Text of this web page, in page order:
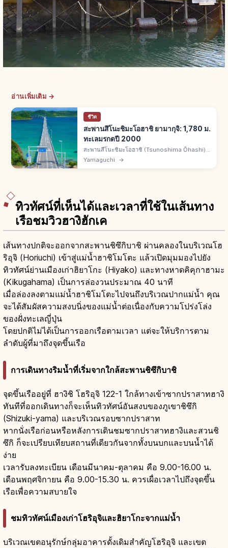
อ่านเพิ่มเติม →
ชีวิต
สะพานสึโนะชิมะโอฮาชิ ยามากุจิ: 1,780 ม.
ทะเลมรกตปี 2000
สะพานสึโนะชิมะโอฮาชิ (Tsunoshima Ōhashi)
คือสะพานยาว 1,780 ม. เชื่อมโทโยโฮคุโจชิโมโนะ
เซกิ จ.ยามากุจิ กับเกาะสึโนะชิมะ เปิด พ.ย. 2000
Yamaguchi →
ทิวทัศน์ที่เห็นได้และเวลาที่ใช้ในเส้นทาง
เรือชมวิวฮางิฮักเค
เส้นทางปกติจะออกจากสะพานชิซึกิบาชิ ผ่านคลองในบริเวณโฮ
ริอุจิ (Horiuchi) เข้าสู่แม่น้ำฮาชิโมโตะ แล้วเปิดมุมมองไปยัง
ทิวทัศน์ย่านเมืองเก่าฮิยาโกะ (Hiyako) และทางหาดคิคุกาฮามะ
(Kikugahama) เป็นการล่องวนประมาณ 40 นาที
เมื่อล่องลงตามแม่น้ำฮาชิโมโตะไปจนถึงบริเวณปากแม่น้ำ คุณ
จะได้สัมผัสความสงบนิ่งของแม่น้ำต่อเนื่องกับความโปร่งโล่ง
ของฝั่งทะเลญี่ปุ่น
โดยปกติไม่ได้เป็นการออกเรือตามเวลา แต่จะให้บริการตาม
ลำดับผู้ที่มาถึงจุดขึ้นเรือ
การเดินทางริมน้ำที่เริ่มจากใกล้สะพานชิซึกิบาชิ
จุดขึ้นเรืออยู่ที่ ฮางิชิ โฮริอุจิ 122-1 ใกล้ทางเข้าซากปราสาทฮางิ
ทันทีที่ออกเดินทางก็จะเห็นทิวทัศน์อันสงบของภูเขาชิซึกิ
(Shizuki-yama) และบริเวณรอบซากปราสาท
หากนั่งเรือก่อนหรือหลังการเดินชมซากปราสาทฮางิและสวนชิ
ซึกิ ก็จะเปรียบเทียบสถานที่เดียวกันจากทั้งบนบกและบนน้ำได้
ง่าย
เวลารับลงทะเบียน เดือนมีนาคม-ตุลาคม คือ 9.00-16.00 น.
เดือนพฤศจิกายน คือ 9.00-15.30 น. ควรเผื่อเวลาไปถึงจุดขึ้น
เรือเพื่อความสบายใจ
ชมทิวทัศน์เมืองเก่าโฮริอุจิและฮิยาโกะจากแม่น้ำ
บริเวณเขตอนุรักษ์กลุ่มอาคารดั้งเดิมสำคัญโฮริอุจิ และเขต